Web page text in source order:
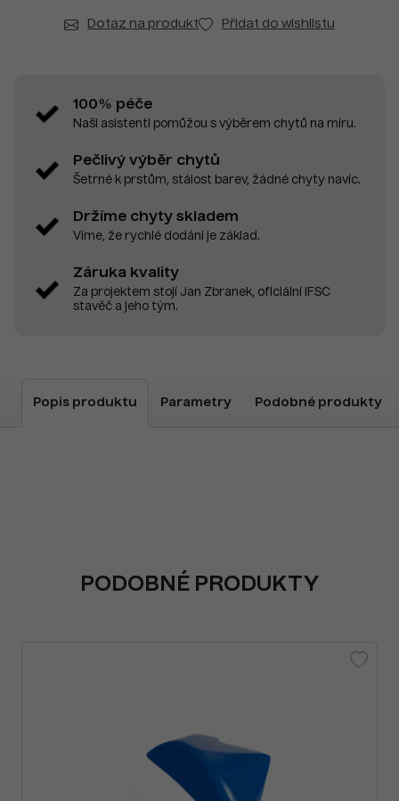
Dotaz na produkt Přidat do wishlistu
100% péče
Naši asistenti pomůžou s výběrem chytů na míru.
Pečlivý výběr chytů
Šetrné k prstům, stálost barev, žádné chyty navíc.
Držíme chyty skladem
Víme, že rychlé dodání je základ.
Záruka kvality
Za projektem stojí Jan Zbranek, oficiální IFSC
stavěč a jeho tým.
Popis produktu Parametry Podobné produkty
PODOBNÉ PRODUKTY